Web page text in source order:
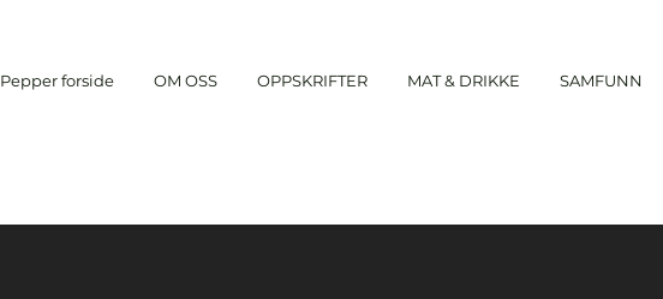
Pepper forside OM OSS OPPSKRIFTER MAT & DRIKKE SAMFUNN